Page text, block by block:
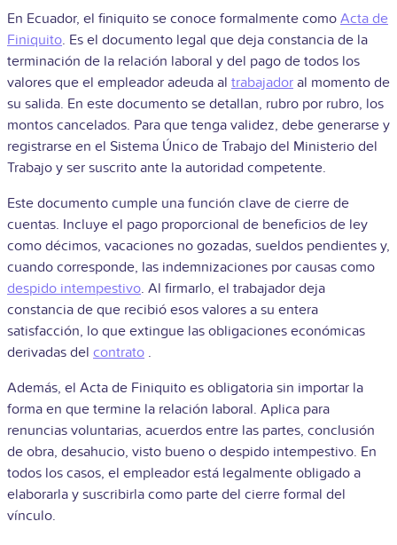
En Ecuador, el finiquito se conoce formalmente como Acta de
Finiquito. Es el documento legal que deja constancia de la
terminación de la relación laboral y del pago de todos los
valores que el empleador adeuda al trabajador al momento de
su salida. En este documento se detallan, rubro por rubro, los
montos cancelados. Para que tenga validez, debe generarse y
registrarse en el Sistema Único de Trabajo del Ministerio del
Trabajo y ser suscrito ante la autoridad competente.
Este documento cumple una función clave de cierre de
cuentas. Incluye el pago proporcional de beneficios de ley
como décimos, vacaciones no gozadas, sueldos pendientes y,
cuando corresponde, las indemnizaciones por causas como
despido intempestivo. Al firmarlo, el trabajador deja
constancia de que recibió esos valores a su entera
satisfacción, lo que extingue las obligaciones económicas
derivadas del contrato .
Además, el Acta de Finiquito es obligatoria sin importar la
forma en que termine la relación laboral. Aplica para
renuncias voluntarias, acuerdos entre las partes, conclusión
de obra, desahucio, visto bueno o despido intempestivo. En
todos los casos, el empleador está legalmente obligado a
elaborarla y suscribirla como parte del cierre formal del
vínculo.